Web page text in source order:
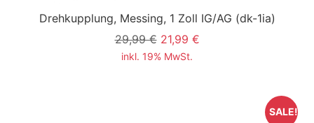
Drehkupplung, Messing, 1 Zoll IG/AG (dk-1ia)
29,99 € 21,99 €
inkl. 19% MwSt.
SALE!